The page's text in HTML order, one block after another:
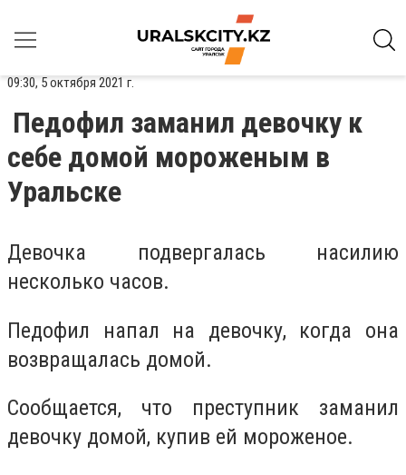
09:30, 5 октября 2021 г.
Педофил заманил девочку к
себе домой мороженым в
Уральске
Девочка подвергалась насилию
несколько часов.
Педофил напал на девочку, когда она
возвращалась домой.
Сообщается, что преступник заманил
девочку домой, купив ей мороженое.